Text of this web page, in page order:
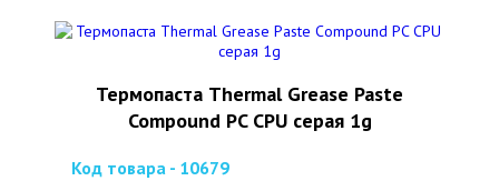
Термопаста Thermal Grease Paste
Compound PC CPU серая 1g
Код товара - 10679